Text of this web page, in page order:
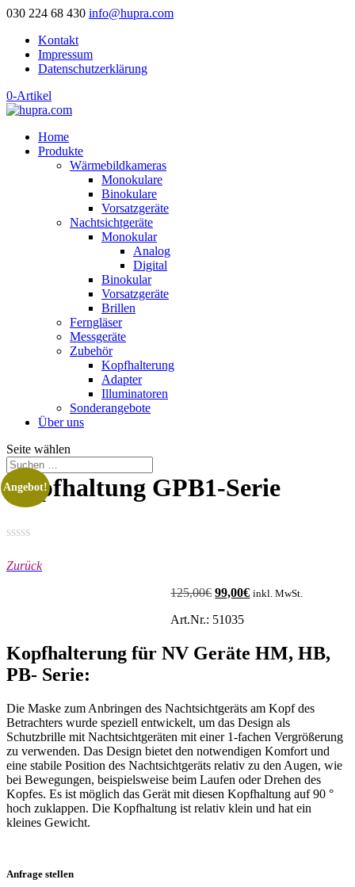
030 224 68 430 info@hupra.com
Kontakt
Impressum
Datenschutzerklärung
0-Artikel
Home
Produkte
Wärmebildkameras
Monokulare
Binokulare
Vorsatzgeräte
Nachtsichtgeräte
Monokular
Analog
Digital
Binokular
Vorsatzgeräte
Brillen
Ferngläser
Messgeräte
Zubehör
Kopfhalterung
Adapter
Illuminatoren
Sonderangebote
Über uns
Seite wählen
Kopfhaltung GPB1-Serie
Zurück
Angebot!
125,00€ Ursprünglicher
war:
99,00€ Aktueller
inkl. MwSt.
Art.Nr.: 51035
Kopfhalterung für NV Geräte HM, HB,
PB- Serie:
Die Maske zum Anbringen des Nachtsichtgeräts am Kopf des
Betrachters wurde speziell entwickelt, um das Design als
Schutzbrille mit Nachtsichtgeräten mit einer 1-fachen Vergrößerung
zu verwenden. Das Design bietet den notwendigen Komfort und
eine stabile Position des Nachtsichtgeräts relativ zu den Augen, wie
bei Bewegungen, beispielsweise beim Laufen oder Drehen des
Kopfes. Es ist möglich das Gerät mit diesen Kopfhaltung auf 90 °
hoch zuklappen. Die Kopfhaltung ist relativ klein und hat ein
kleines Gewicht.
Anfrage stellen